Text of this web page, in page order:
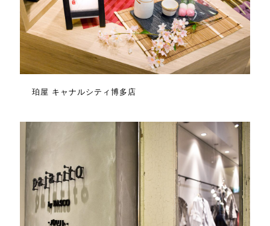
珀屋 キャナルシティ博多店